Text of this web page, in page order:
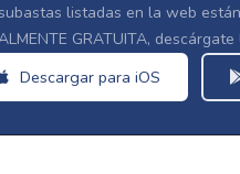
listadas en la web
GRATUITA, descárgate
Descargar para iOS